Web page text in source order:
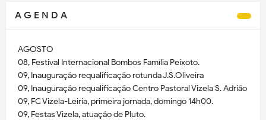
A G E N D A
AGOSTO
08, Festival Internacional Bombos Família Peixoto.
09, Inauguração requalificação rotunda J.S.Oliveira
09, Inauguração requalificação Centro Pastoral Vizela S. Adrião
09, FC Vizela-Leiria, primeira jornada, domingo 14h00.
09, Festas Vizela, atuação de Pluto.